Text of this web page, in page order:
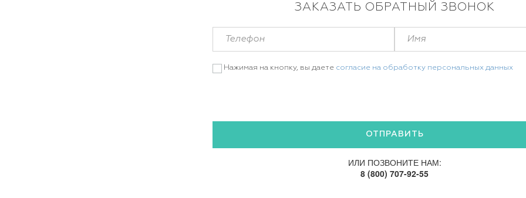
ЗАКАЗАТЬ ОБРАТНЫЙ ЗВОНОК
Нажимая на кнопку, вы даете согласие на обработку персональных данных
ИЛИ ПОЗВОНИТЕ НАМ:
8 (800) 707-92-55